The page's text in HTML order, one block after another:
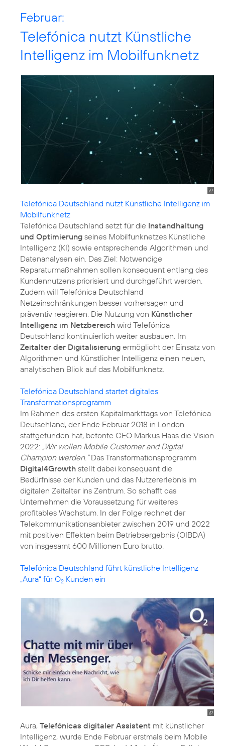
Februar:
Telefónica nutzt Künstliche
Intelligenz im Mobilfunknetz
Telefónica Deutschland nutzt Künstliche Intelligenz im
Mobilfunknetz
Telefónica Deutschland setzt für die Instandhaltung
und Optimierung seines Mobilfunknetzes Künstliche
Intelligenz (KI) sowie entsprechende Algorithmen und
Datenanalysen ein. Das Ziel: Notwendige
Reparaturmaßnahmen sollen konsequent entlang des
Kundennutzens priorisiert und durchgeführt werden.
Zudem will Telefónica Deutschland
Netzeinschränkungen besser vorhersagen und
präventiv reagieren. Die Nutzung von Künstlicher
Intelligenz im Netzbereich wird Telefónica
Deutschland kontinuierlich weiter ausbauen. Im
Zeitalter der Digitalisierung ermöglicht der Einsatz von
Algorithmen und Künstlicher Intelligenz einen neuen,
analytischen Blick auf das Mobilfunknetz.
Telefónica Deutschland startet digitales
Transformationsprogramm
Im Rahmen des ersten Kapitalmarkttags von Telefónica
Deutschland, der Ende Februar 2018 in London
stattgefunden hat, betonte CEO Markus Haas die Vision
2022: „Wir wollen Mobile Customer and Digital
Champion werden.“Das Transformationsprogramm
Digital4Growth stellt dabei konsequent die
Bedürfnisse der Kunden und das Nutzererlebnis im
digitalen Zeitalter ins Zentrum. So schafft das
Unternehmen die Voraussetzung für weiteres
profitables Wachstum. In der Folge rechnet der
Telekommunikationsanbieter zwischen 2019 und 2022
mit positiven Effekten beim Betriebsergebnis (OIBDA)
von insgesamt 600 Millionen Euro brutto.
Telefónica Deutschland führt künstliche Intelligenz
„Aura“ für O2 Kunden ein
Aura, Telefónicas digitaler Assistent mit künstlicher
Intelligenz, wurde Ende Februar erstmals beim Mobile